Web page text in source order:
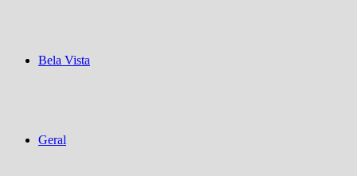
Bela Vista
Geral